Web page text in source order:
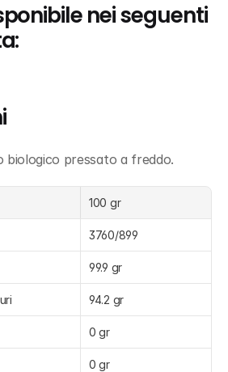
nei seguenti
biologico pressato a freddo.
100 gr
3760/899
99.9 gr
94.2 gr
0 gr
0 gr